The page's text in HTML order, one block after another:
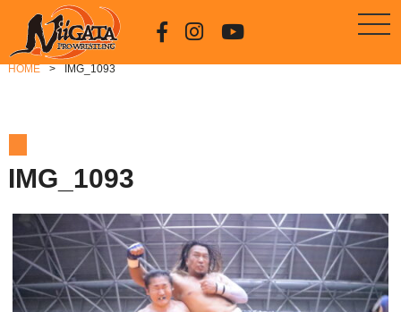
HOME IMG_1093
IMG_1093